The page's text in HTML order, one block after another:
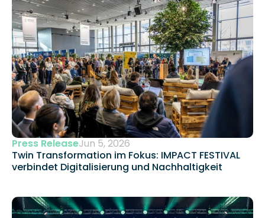
Press ReleaseJun 5, 2026
Twin Transformation im Fokus: IMPACT FESTIVAL
verbindet Digitalisierung und Nachhaltigkeit